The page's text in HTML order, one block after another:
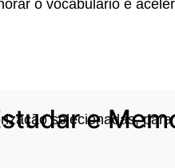
o vocabulário e
e
selecionadas,